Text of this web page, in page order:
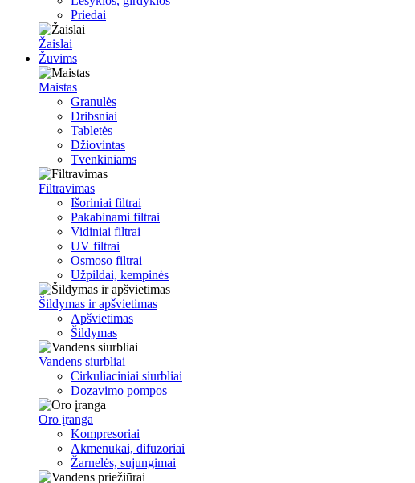
Priedai
Žaislai
Žuvims
Maistas
Granulės
Dribsniai
Tabletės
Džiovintas
Tvenkiniams
Filtravimas
Išoriniai filtrai
Pakabinami filtrai
Vidiniai filtrai
UV filtrai
Osmoso filtrai
Užpildai, kempinės
Šildymas ir apšvietimas
Apšvietimas
Šildymas
Vandens siurbliai
Cirkuliaciniai siurbliai
Dozavimo pompos
Oro įranga
Kompresoriai
Akmenukai, difuzoriai
Žarnelės, sujungimai